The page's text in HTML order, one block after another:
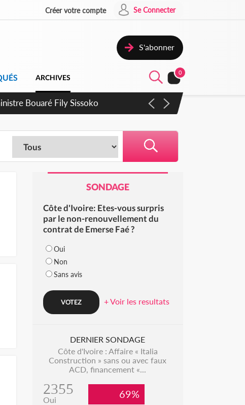
Créer votre compte Se Connecter
S'abonner
ARCHIVES
0
Dangote en juillet
SONDAGE
Côte d'Ivoire: Etes-vous surpris
par le non-renouvellement du
contrat de Emerse Faé ?
Oui
Non
Sans avis
+ Voir les resultats
DERNIER SONDAGE
Côte d'Ivoire : Affaire « Italia
Construction » sans ou avec faux
ACD, financement «...
2355
Oui 69%